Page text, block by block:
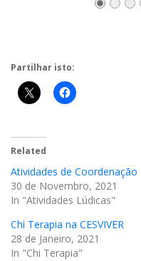
Partilhar isto:
Related
Atividades de Coordenação
30 de Novembro, 2021
In "Atividades Lúdicas"
Chi Terapia na CESVIVER
28 de Janeiro, 2021
In "Chi Terapia"